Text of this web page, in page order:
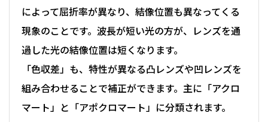
によって屈折率が異なり、結像位置も異なってくる
現象のことです。波長が短い光の方が、レンズを通
過した光の結像位置は短くなります。
「色収差」も、特性が異なる凸レンズや凹レンズを
組み合わせることで補正ができます。主に「アクロ
マート」と「アポクロマート」に分類されます。